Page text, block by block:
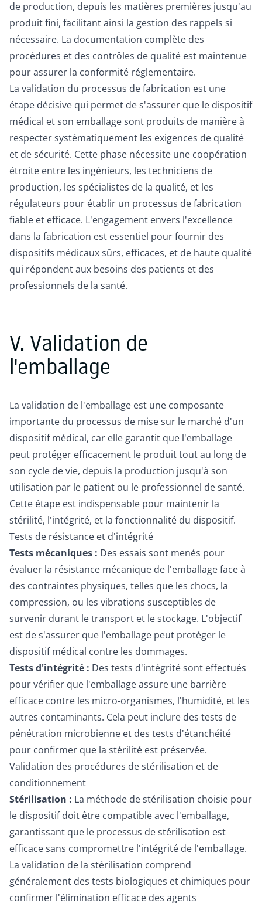
de production, depuis les matières premières jusqu'au
produit fini, facilitant ainsi la gestion des rappels si
nécessaire. La documentation complète des
procédures et des contrôles de qualité est maintenue
pour assurer la conformité réglementaire.
La validation du processus de fabrication est une
étape décisive qui permet de s'assurer que le dispositif
médical et son emballage sont produits de manière à
respecter systématiquement les exigences de qualité
et de sécurité. Cette phase nécessite une coopération
étroite entre les ingénieurs, les techniciens de
production, les spécialistes de la qualité, et les
régulateurs pour établir un processus de fabrication
fiable et efficace. L'engagement envers l'excellence
dans la fabrication est essentiel pour fournir des
dispositifs médicaux sûrs, efficaces, et de haute qualité
qui répondent aux besoins des patients et des
professionnels de la santé.
V. Validation de
l'emballage
La validation de l'emballage est une composante
importante du processus de mise sur le marché d'un
dispositif médical, car elle garantit que l'emballage
peut protéger efficacement le produit tout au long de
son cycle de vie, depuis la production jusqu'à son
utilisation par le patient ou le professionnel de santé.
Cette étape est indispensable pour maintenir la
stérilité, l'intégrité, et la fonctionnalité du dispositif.
Tests de résistance et d'intégrité
Tests mécaniques : Des essais sont menés pour
évaluer la résistance mécanique de l'emballage face à
des contraintes physiques, telles que les chocs, la
compression, ou les vibrations susceptibles de
survenir durant le transport et le stockage. L'objectif
est de s'assurer que l'emballage peut protéger le
dispositif médical contre les dommages.
Tests d'intégrité : Des tests d'intégrité sont effectués
pour vérifier que l'emballage assure une barrière
efficace contre les micro-organismes, l'humidité, et les
autres contaminants. Cela peut inclure des tests de
pénétration microbienne et des tests d'étanchéité
pour confirmer que la stérilité est préservée.
Validation des procédures de stérilisation et de
conditionnement
Stérilisation : La méthode de stérilisation choisie pour
le dispositif doit être compatible avec l'emballage,
garantissant que le processus de stérilisation est
efficace sans compromettre l'intégrité de l'emballage.
La validation de la stérilisation comprend
généralement des tests biologiques et chimiques pour
confirmer l'élimination efficace des agents